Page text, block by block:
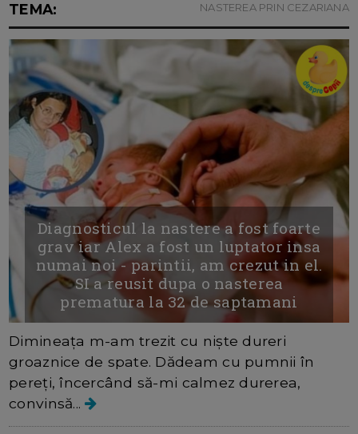
TEMA: NASTEREA PRIN CEZARIANA
Diagnosticul la nastere a fost foarte
grav iar Alex a fost un luptator insa
numai noi - parintii, am crezut in el.
SI a reusit dupa o nasterea
prematura la 32 de saptamani
Dimineața m-am trezit cu niște dureri
groaznice de spate. Dădeam cu pumnii în
pereți, încercând să-mi calmez durerea,
convinsă...